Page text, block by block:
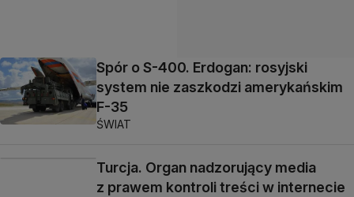
Spór o S-400. Erdogan: rosyjski
system nie zaszkodzi amerykańskim
F-35
ŚWIAT
Turcja. Organ nadzorujący media
z prawem kontroli treści w internecie